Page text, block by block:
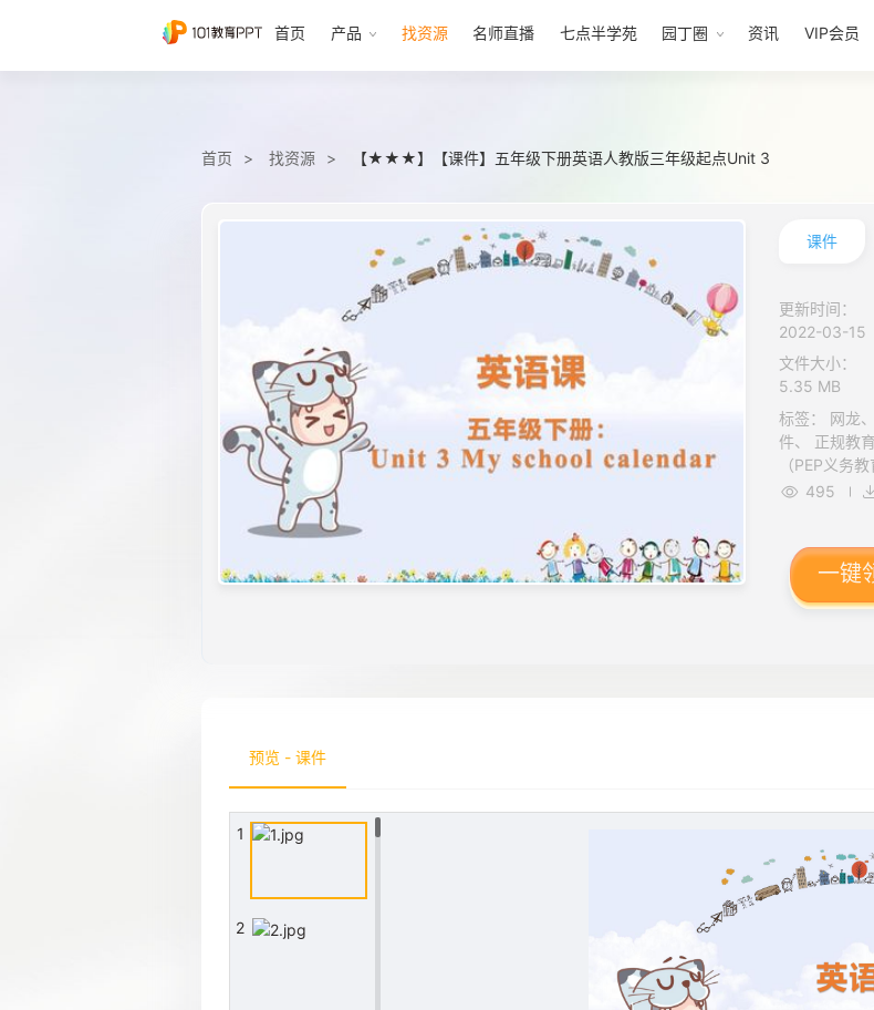
首页 产品 找资源 名师直播 七点半学苑 园丁圈 资讯 VIP会员
首页 找资源 【★★★】【课件】五年级下册英语人教版三年级起点Unit 3
课件
更新时间：
2022-03-15
文件大小：
5.35 MB
标签： 网龙、 优选、 人民教育出版社（人教版三年级起点）、 课
件、 正规教育、 高效备授课、 文档、 K12、 五年级、 ZYK、 下册
495
一键
预览 - 课件
1
2